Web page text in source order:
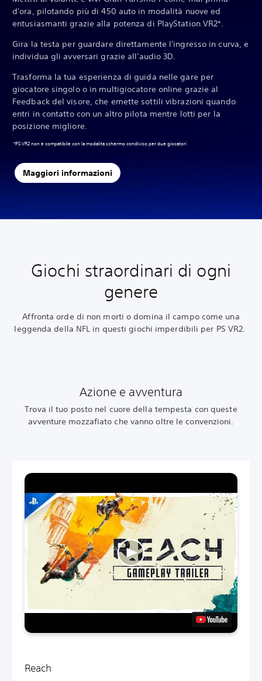
d'ora, pilotando più di 450 auto in modalità nuove ed
entusiasmanti grazie alla potenza di PlayStation VR2*.
Gira la testa per guardare direttamente l'ingresso in curva, e
individua gli avversari grazie all'audio 3D.
Trasforma la tua esperienza di guida nelle gare per
giocatore singolo o in multigiocatore online grazie al
Feedback del visore, che emette sottili vibrazioni quando
entri in contatto con un altro pilota mentre lotti per la
posizione migliore.‎
‎*PS VR2 non è compatibile con la modalità schermo condiviso per due giocatori
Maggiori informazioni
Giochi straordinari di ogni
genere
Affronta orde di non morti o domina il campo come una
leggenda della NFL in questi giochi imperdibili per PS VR2.‎
Azione e avventura
Trova il tuo posto nel cuore della tempesta con queste
avventure mozzafiato che vanno oltre le convenzioni.
Reach